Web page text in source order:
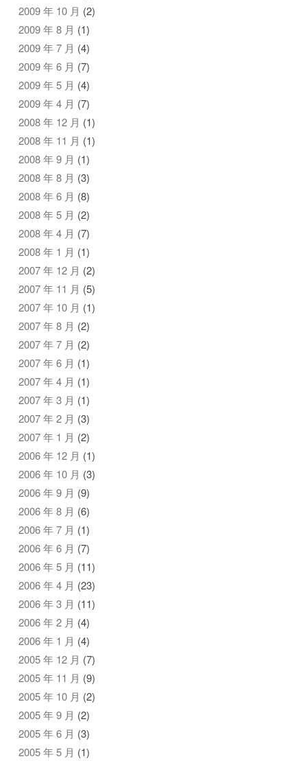
2009 年 10 月 (2)
2009 年 8 月 (1)
2009 年 7 月 (4)
2009 年 6 月 (7)
2009 年 5 月 (4)
2009 年 4 月 (7)
2008 年 12 月 (1)
2008 年 11 月 (1)
2008 年 9 月 (1)
2008 年 8 月 (3)
2008 年 6 月 (8)
2008 年 5 月 (2)
2008 年 4 月 (7)
2008 年 1 月 (1)
2007 年 12 月 (2)
2007 年 11 月 (5)
2007 年 10 月 (1)
2007 年 8 月 (2)
2007 年 7 月 (2)
2007 年 6 月 (1)
2007 年 4 月 (1)
2007 年 3 月 (1)
2007 年 2 月 (3)
2007 年 1 月 (2)
2006 年 12 月 (1)
2006 年 10 月 (3)
2006 年 9 月 (9)
2006 年 8 月 (6)
2006 年 7 月 (1)
2006 年 6 月 (7)
2006 年 5 月 (11)
2006 年 4 月 (23)
2006 年 3 月 (11)
2006 年 2 月 (4)
2006 年 1 月 (4)
2005 年 12 月 (7)
2005 年 11 月 (9)
2005 年 10 月 (2)
2005 年 9 月 (2)
2005 年 6 月 (3)
2005 年 5 月 (1)